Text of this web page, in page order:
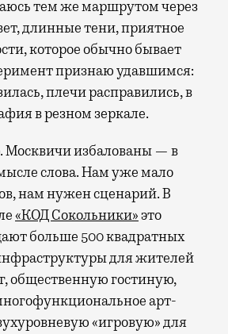
тем же маршрутом через
длинные тени, приятное
которое обычно бывает
признаю удавшимся:
плечи расправились, в
в резном зеркале.
Москвичи избалованы — в
слова. Нам уже мало
нам нужен сценарий. В
«КОД Сокольники»это
больше 500 квадратных
для жителей
общественную гостиную,
арт-
«игровую» для